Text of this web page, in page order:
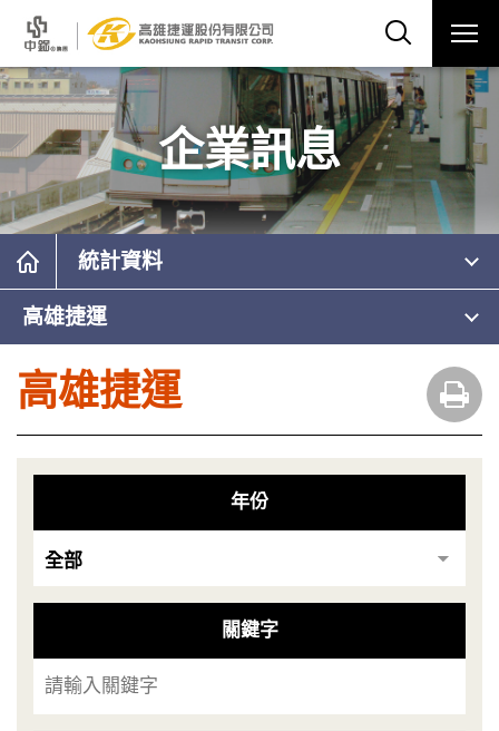
企業訊息
統計資料
高雄捷運
高雄捷運
年份
關鍵字